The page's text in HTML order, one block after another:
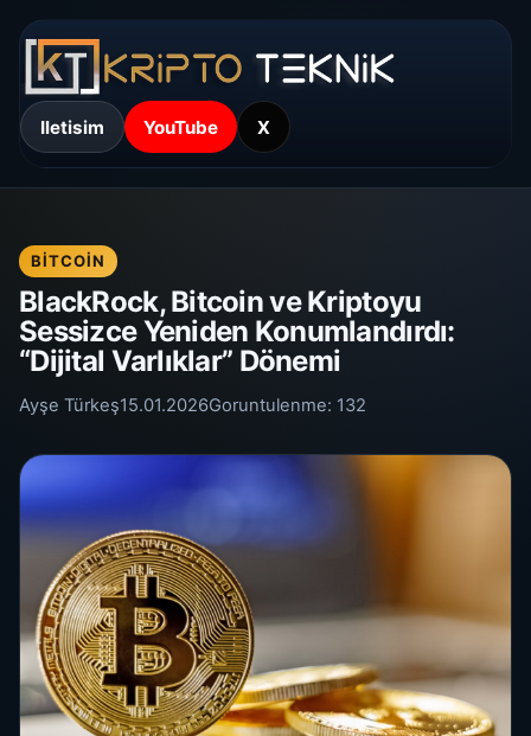
Iletisim YouTube X
BITCOIN
BlackRock, Bitcoin ve Kriptoyu
Sessizce Yeniden Konumlandırdı:
“Dijital Varlıklar” Dönemi
Ayşe Türkeş15.01.2026Goruntulenme: 132